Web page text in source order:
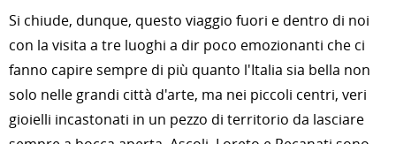
Si chiude, dunque, questo viaggio fuori e dentro di noi
con la visita a tre luoghi a dir poco emozionanti che ci
fanno capire sempre di più quanto l'Italia sia bella non
solo nelle grandi città d'arte, ma nei piccoli centri, veri
gioielli incastonati in un pezzo di territorio da lasciare